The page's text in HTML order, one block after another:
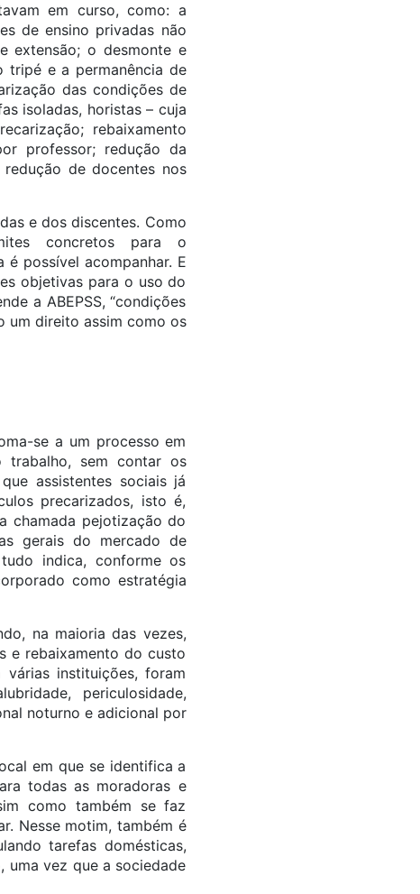
em curso, como: a
de ensino privadas não
extensão; o desmonte e
tripé e a permanência de
das condições de
isoladas, horistas – cuja
rebaixamento
professor; redução da
de docentes nos
e dos discentes. Como
concretos para o
possível acompanhar. E
objetivas para o uso do
a ABEPSS, “condições
um direito assim como os
se a um processo em
trabalho, sem contar os
assistentes sociais já
precarizados, isto é,
chamada pejotização do
gerais do mercado de
indica, conforme os
como estratégia
na maioria das vezes,
e rebaixamento do custo
instituições, foram
periculosidade,
noturno e adicional por
em que se identifica a
todas as moradoras e
como também se faz
Nesse motim, também é
tarefas domésticas,
vez que a sociedade